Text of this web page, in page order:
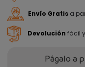
Envío Gratis a
Devolución fácil
Págalo a